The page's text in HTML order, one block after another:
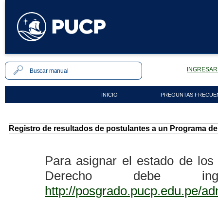
INICIO PREGUNTAS
Registro de resultados de postulantes a un Programa
Para asignar el estado de
Derecho debe
http://posgrado.pucp.edu.pe/